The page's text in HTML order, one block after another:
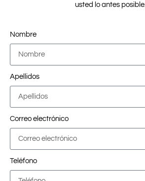
usted lo antes posible.
Nombre
Apellidos
Correo electrónico
Teléfono